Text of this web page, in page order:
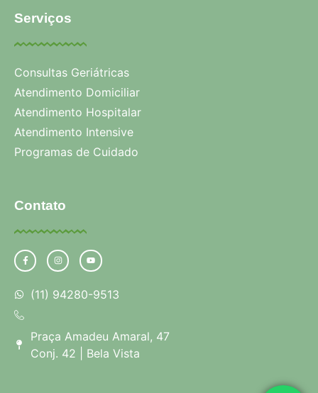
Serviços
Consultas Geriátricas
Atendimento Domiciliar
Atendimento Hospitalar
Atendimento Intensive
Programas de Cuidado
Contato
(11) 94280-9513
Praça Amadeu Amaral, 47
Conj. 42 | Bela Vista